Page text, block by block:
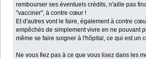
rembourser ses éventuels crédits, n'aille pas
"vacciner", à contre cœur !
Et d'autres vont le faire, également à contre
empêchés de simplement vivre en ne pouvant
même se faire soigner à l'hôpital, ce qui est un
Ne vous fiez pas à ce que vous lisez dans les